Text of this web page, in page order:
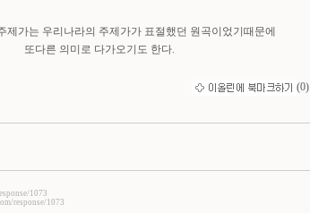
제가는 우리나라의 주제가가 표절했던 원곡이었기때문에
또다른 의미로 다가오기도 한다.
(0)
1073
response/1073